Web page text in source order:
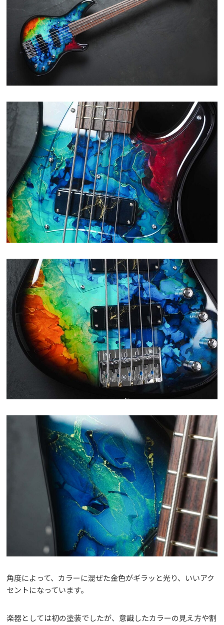
角度によって、カラーに混ぜた金色がギラッと光り、いいアク
セントになっています。
楽器としては初の塗装でしたが、意識したカラーの見え方や割